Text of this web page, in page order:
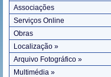
Associações
Serviços Online
Obras
Localização »
Arquivo Fotográfico »
Multimédia »